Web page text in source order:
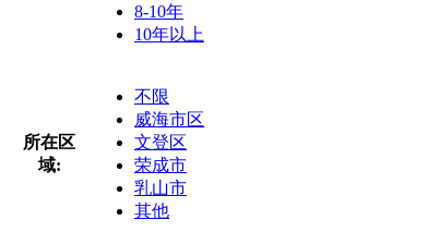
8-10年
10年以上
所在区
域:
不限
威海市区
文登区
荣成市
乳山市
其他